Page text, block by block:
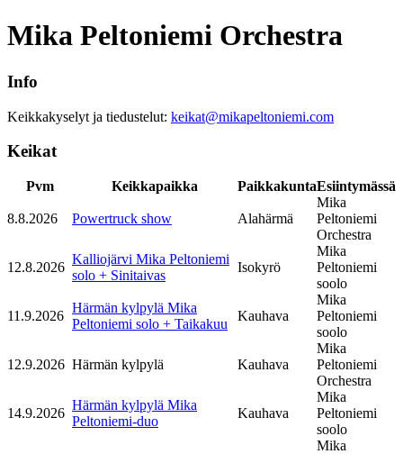
Mika Peltoniemi Orchestra
Info
Keikkakyselyt ja tiedustelut: keikat@mikapeltoniemi.com
Keikat
Pvm Keikkapaikka PaikkakuntaEsiintymässä
8.8.2026 Powertruck show Alahärmä
Mika
Peltoniemi
Orchestra
12.8.2026
Kalliojärvi Mika Peltoniemi
solo + Sinitaivas
Isokyrö
Mika
Peltoniemi
soolo
11.9.2026
Härmän kylpylä Mika
Peltoniemi solo + Taikakuu
Kauhava
Mika
Peltoniemi
soolo
12.9.2026 Härmän kylpylä Kauhava
Mika
Peltoniemi
Orchestra
14.9.2026
Härmän kylpylä Mika
Peltoniemi-duo
Kauhava
Mika
Peltoniemi
soolo
Mika